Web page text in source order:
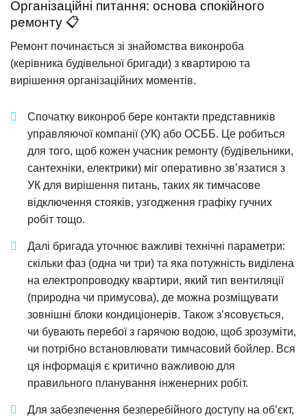
Організаційні питання: основа спокійного
ремонту 📋
Ремонт починається зі знайомства виконроба
(керівника будівельної бригади) з квартирою та
вирішення організаційних моментів.
Спочатку виконроб бере контакти представників
управляючої компанії (УК) або ОСББ. Це робиться
для того, щоб кожен учасник ремонту (будівельники,
сантехніки, електрики) міг оперативно зв’язатися з
УК для вирішення питань, таких як тимчасове
відключення стояків, узгодження графіку гучних
робіт тощо.
Далі бригада уточнює важливі технічні параметри:
скільки фаз (одна чи три) та яка потужність виділена
на електропроводку квартири, який тип вентиляції
(природна чи примусова), де можна розміщувати
зовнішні блоки кондиціонерів. Також з’ясовується,
чи бувають перебої з гарячою водою, щоб зрозуміти,
чи потрібно встановлювати тимчасовий бойлер. Вся
ця інформація є критично важливою для
правильного планування інженерних робіт.
Для забезпечення безперебійного доступу на об’єкт,